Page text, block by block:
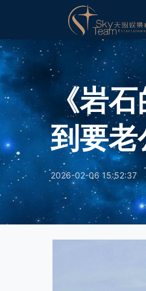
《岩
到要
2026-02-06 15:52:37